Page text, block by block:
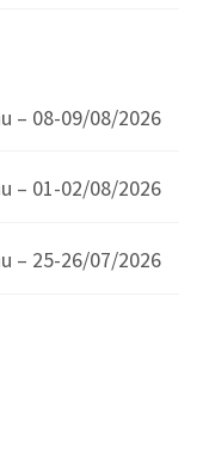
– 08-09/08/2026
– 01-02/08/2026
– 25-26/07/2026